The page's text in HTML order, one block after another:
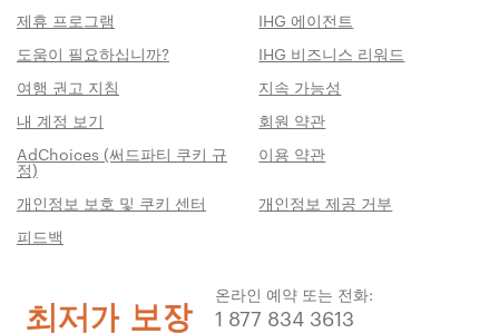
제휴 프로그램
IHG 에이전트
도움이 필요하십니까?
IHG 비즈니스 리워드
여행 권고 지침
지속 가능성
내 계정 보기
회원 약관
AdChoices (써드파티 쿠키 규
정)
이용 약관
개인정보 보호 및 쿠키 센터
개인정보 제공 거부
피드백
온라인 예약 또는 전화:
1 877 834 3613